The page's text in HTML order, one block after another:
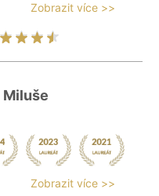
Zobrazit více >>
Miluše
Zobrazit více >>